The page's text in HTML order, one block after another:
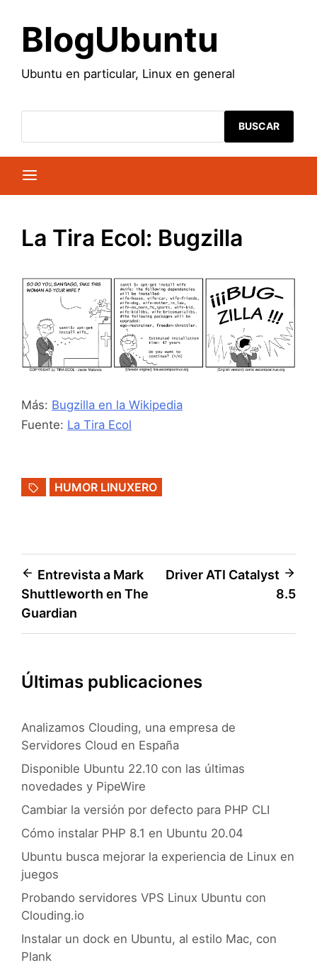
contenido
BlogUbuntu
Ubuntu en particular, Linux en general
BUSCAR
La Tira Ecol: Bugzilla
Más: Bugzilla en la Wikipedia
Fuente: La Tira Ecol
HUMOR LINUXERO
Navegación
de
entradas
Entrevista a Mark
Shuttleworth en The
Guardian
Driver ATI Catalyst
8.5
Últimas publicaciones
Analizamos Clouding, una empresa de
Servidores Cloud en España
Disponible Ubuntu 22.10 con las últimas
novedades y PipeWire
Cambiar la versión por defecto para PHP CLI
Cómo instalar PHP 8.1 en Ubuntu 20.04
Ubuntu busca mejorar la experiencia de Linux en
juegos
Probando servidores VPS Linux Ubuntu con
Clouding.io
Instalar un dock en Ubuntu, al estilo Mac, con
Plank